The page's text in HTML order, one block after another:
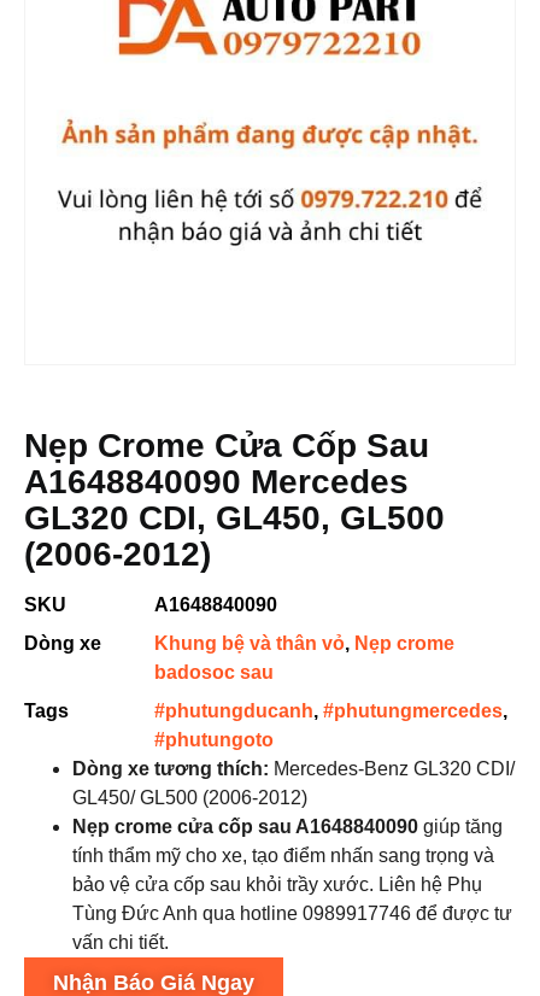
Nẹp Crome Cửa Cốp Sau
A1648840090 Mercedes
GL320 CDI, GL450, GL500
(2006-2012)
SKU
A1648840090
Dòng xe
Khung bệ và thân vỏ, Nẹp crome
badosoc sau
Tags
#phutungducanh, #phutungmercedes,
#phutungoto
Dòng xe tương thích: Mercedes-Benz GL320 CDI/
GL450/ GL500 (2006-2012)
Nẹp crome cửa cốp sau A1648840090 giúp tăng
tính thẩm mỹ cho xe, tạo điểm nhấn sang trọng và
bảo vệ cửa cốp sau khỏi trầy xước. Liên hệ Phụ
Tùng Đức Anh qua hotline 0989917746 để được tư
vấn chi tiết.
Nhận Báo Giá Ngay